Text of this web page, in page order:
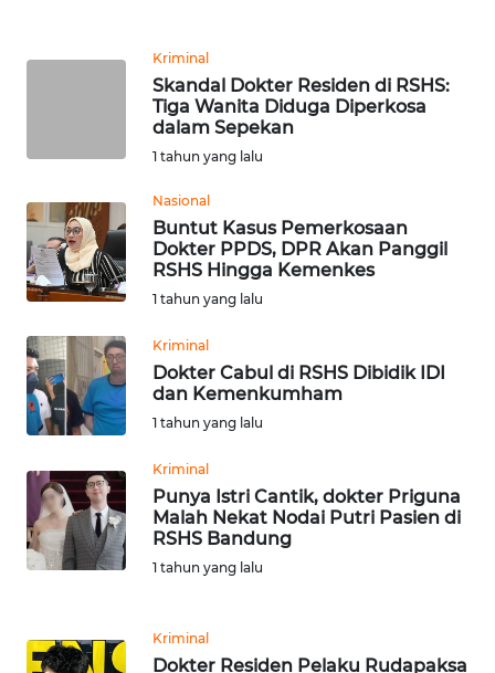
Kriminal
Skandal Dokter Residen di RSHS:
Tiga Wanita Diduga Diperkosa
dalam Sepekan
1 tahun yang lalu
Nasional
Buntut Kasus Pemerkosaan
Dokter PPDS, DPR Akan Panggil
RSHS Hingga Kemenkes
1 tahun yang lalu
Kriminal
Dokter Cabul di RSHS Dibidik IDI
dan Kemenkumham
1 tahun yang lalu
Kriminal
Punya Istri Cantik, dokter Priguna
Malah Nekat Nodai Putri Pasien di
RSHS Bandung
1 tahun yang lalu
Kriminal
Dokter Residen Pelaku Rudapaksa
WN
NUSANTARA
JOGJA
WN
JATIM
WN
BALI
WN
WN
KALTENG